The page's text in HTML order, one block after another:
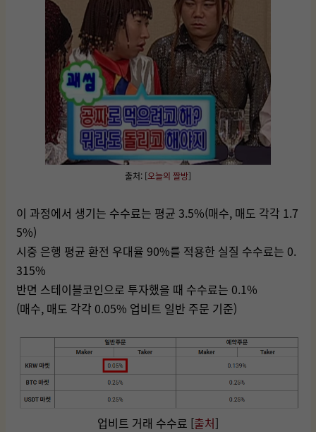
출처: [오늘의 짤방]
이 과정에서 생기는 수수료는 평균 3.5%(매수, 매도 각각 1.7
5%)
시중 은행 평균 환전 우대율 90%를 적용한 실질 수수료는 0.
315%
반면 스테이블코인으로 투자했을 때 수수료는 0.1%
(매수, 매도 각각 0.05% 업비트 일반 주문 기준)
업비트 거래 수수료 [출처]